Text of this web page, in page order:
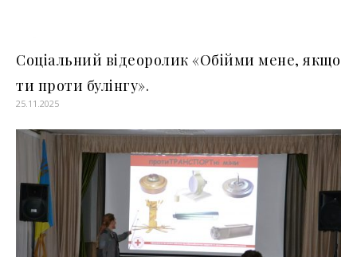
Cоціальний відеоролик «Обійми мене, якщо
ти проти булінгу».
25.11.2025